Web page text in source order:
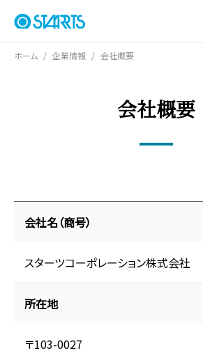
ホーム 企業情報 会社概要
会社概要
会社名（商号）
スターツコーポレーション株式会社
所在地
〒103-0027